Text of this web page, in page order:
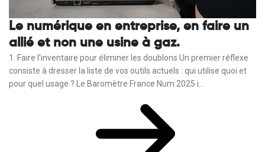
Le numérique en entreprise, en faire un
allié et non une usine à gaz.
1. Faire l'inventaire pour éliminer les doublons Un premier réflexe
consiste à dresser la liste de vos outils actuels : qui utilise quoi et
pour quel usage ? Le Baromètre France Num 2025 i...